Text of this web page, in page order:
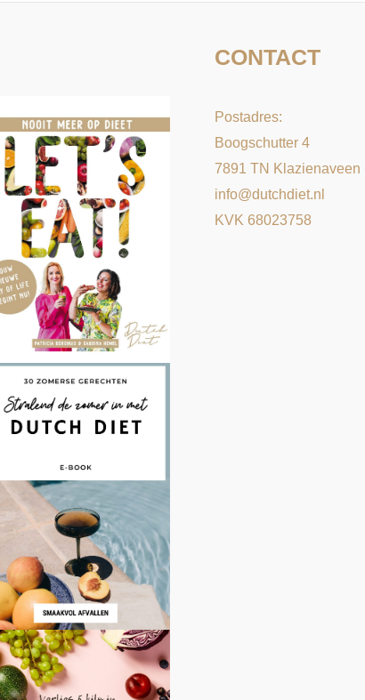
:
CONTACT
Postadres:
Boogschutter 4
7891 TN Klazienaveen
info@dutchdiet.nl
KVK 68023758